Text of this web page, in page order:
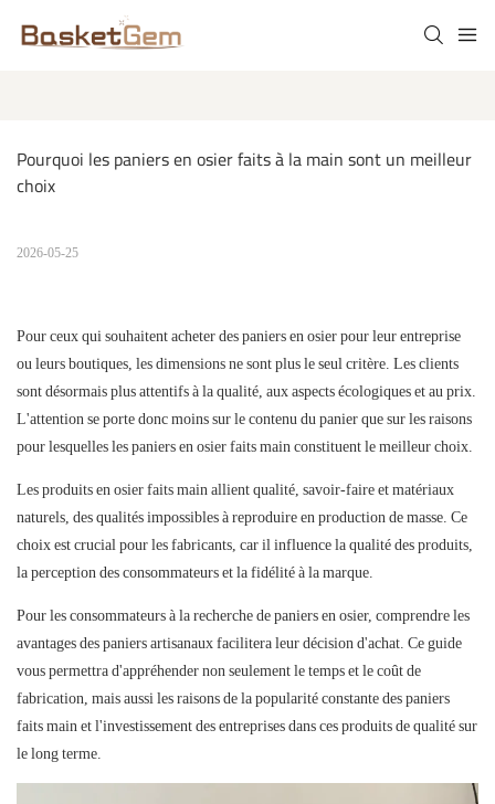
Pourquoi les paniers en osier faits à la main sont un meilleur
choix
2026-05-25
Pour ceux qui souhaitent acheterdes paniers en osierpour leur entreprise
ou leurs boutiques, les dimensions ne sont plus le seul critère. Les clients
sont désormais plus attentifs à la qualité, aux aspects écologiques et au prix.
L'attention se porte donc moins sur le contenu du panier que sur les raisons
pour lesquelles les paniers en osier faits main constituent le meilleur choix.
Les produits en osierfaits main allient qualité, savoir-faire et matériaux
naturels, des qualités impossibles à reproduire en production de masse. Ce
choix est crucial pour les fabricants, car il influence la qualité des produits,
la perception des consommateurs et la fidélité à la marque.
Pour les consommateurs à la recherche de paniers en osier, comprendre les
avantages des paniers artisanaux facilitera leur décision d'achat. Ce guide
vous permettra d'appréhender non seulement le temps et le coût de
fabrication, mais aussi les raisons de la popularité constante des paniers
faits main et l'investissement des entreprises dans ces produits de qualité sur
le long terme.